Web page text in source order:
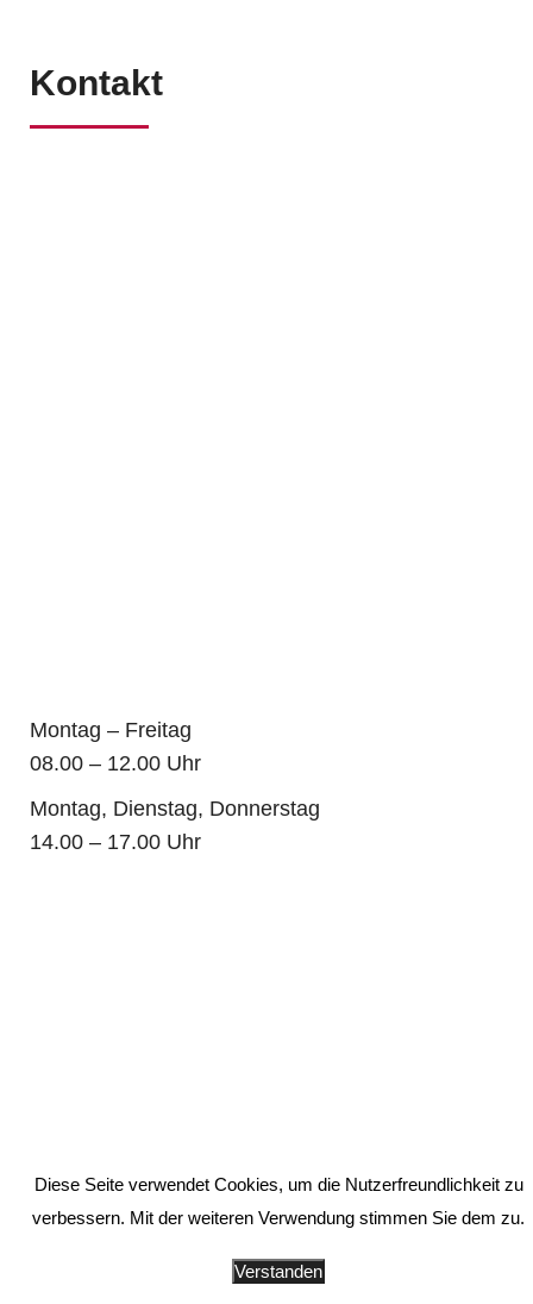
Kontakt
Montag – Freitag
08.00 – 12.00 Uhr
Montag, Dienstag, Donnerstag
14.00 – 17.00 Uhr
Rechts- und Fachanwaltskanzlei Zinzow Klein
Diese Seite verwendet Cookies, um die Nutzerfreundlichkeit zu
verbessern. Mit der weiteren Verwendung stimmen Sie dem zu.
Verstanden